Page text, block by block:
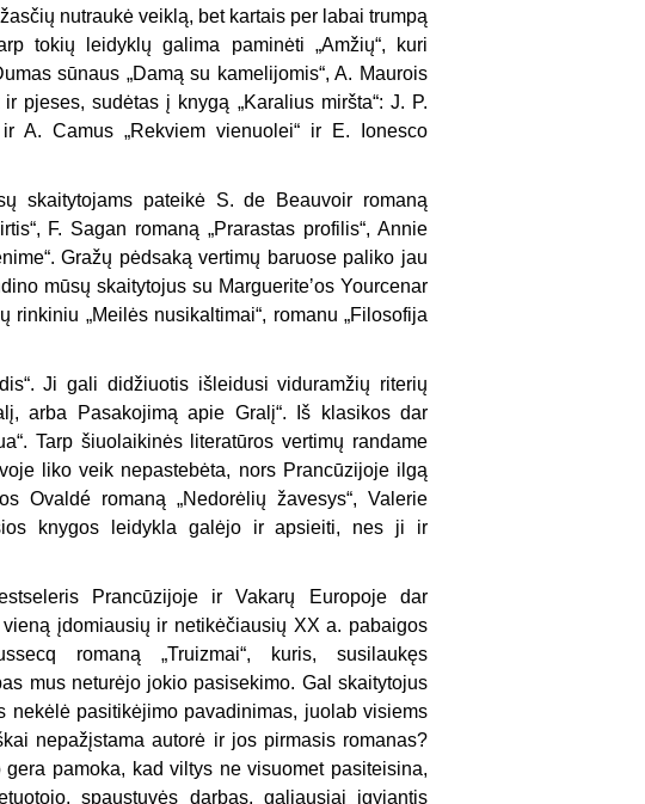
nutraukė veiklą, bet kartais per labai trumpą
tokių leidyklų galima paminėti „Amžių“, kuri
sūnaus „Damą su kamelijomis“, A. Maurois
pjeses, sudėtas į knygą „Karalius miršta“: J. P.
A. Camus „Rekviem vienuolei“ ir E. Ionesco
skaitytojams pateikė S. de Beauvoir romaną
F. Sagan romaną „Prarastas profilis“, Annie
Gražų pėdsaką vertimų baruose paliko jau
mūsų skaitytojus su Margueriteʼos Yourcenar
rinkiniu „Meilės nusikaltimai“, romanu „Filosofija
Ji gali didžiuotis išleidusi viduramžių riterių
arba Pasakojimą apie Gralį“. Iš klasikos dar
Tarp šiuolaikinės literatūros vertimų randame
liko veik nepastebėta, nors Prancūzijoje ilgą
Ovaldé romaną „Nedorėlių žavesys“, Valerie
knygos leidykla galėjo ir apsieiti, nes ji ir
Prancūzijoje ir Vakarų Europoje dar
įdomiausių ir netikėčiausių XX a. pabaigos
romaną „Truizmai“, kuris, susilaukęs
mus neturėjo jokio pasisekimo. Gal skaitytojus
pasitikėjimo pavadinimas, juolab visiems
nepažįstama autorė ir jos pirmasis romanas?
pamoka, kad viltys ne visuomet pasiteisina,
spaustuvės darbas, galiausiai įgyjantis